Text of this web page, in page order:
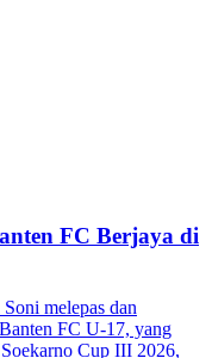
FC Berjaya di
melepas dan
FC U-17, yang
Cup III 2026,